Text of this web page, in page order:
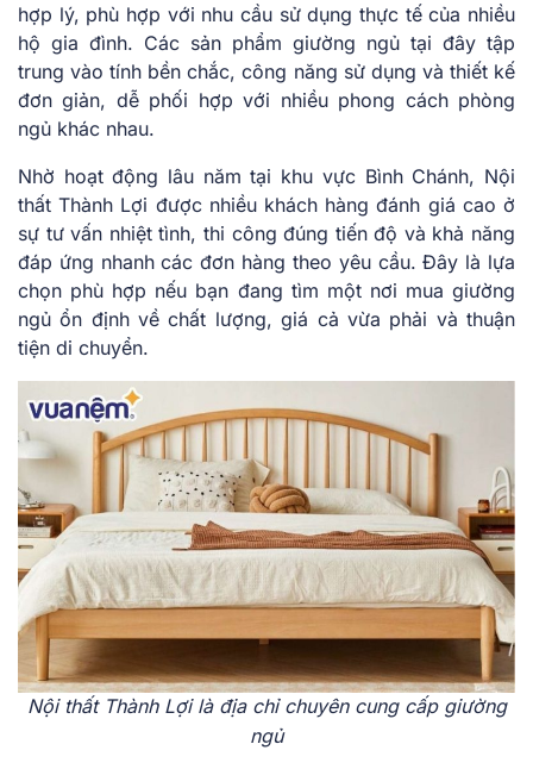
hợp lý, phù hợp với nhu cầu sử dụng thực tế của nhiều
hộ gia đình. Các sản phẩm giường ngủ tại đây tập
trung vào tính bền chắc, công năng sử dụng và thiết kế
đơn giản, dễ phối hợp với nhiều phong cách phòng
ngủ khác nhau.
Nhờ hoạt động lâu năm tại khu vực Bình Chánh, Nội
thất Thành Lợi được nhiều khách hàng đánh giá cao ở
sự tư vấn nhiệt tình, thi công đúng tiến độ và khả năng
đáp ứng nhanh các đơn hàng theo yêu cầu. Đây là lựa
chọn phù hợp nếu bạn đang tìm một nơi mua giường
ngủ ổn định về chất lượng, giá cả vừa phải và thuận
tiện di chuyển.
Nội thất Thành Lợi là địa chỉ chuyên cung cấp giường
ngủ